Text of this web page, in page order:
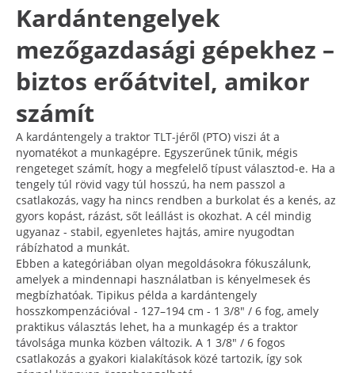
Kardántengelyek
mezőgazdasági gépekhez –
biztos erőátvitel, amikor
számít
A kardántengely a traktor TLT-jéről (PTO) viszi át a
nyomatékot a munkagépre. Egyszerűnek tűnik, mégis
rengeteget számít, hogy a megfelelő típust választod-e. Ha a
tengely túl rövid vagy túl hosszú, ha nem passzol a
csatlakozás, vagy ha nincs rendben a burkolat és a kenés, az
gyors kopást, rázást, sőt leállást is okozhat. A cél mindig
ugyanaz - stabil, egyenletes hajtás, amire nyugodtan
rábízhatod a munkát.
Ebben a kategóriában olyan megoldásokra fókuszálunk,
amelyek a mindennapi használatban is kényelmesek és
megbízhatóak. Tipikus példa a kardántengely
hosszkompenzációval - 127–194 cm - 1 3/8" / 6 fog, amely
praktikus választás lehet, ha a munkagép és a traktor
távolsága munka közben változik. A 1 3/8" / 6 fogos
csatlakozás a gyakori kialakítások közé tartozik, így sok